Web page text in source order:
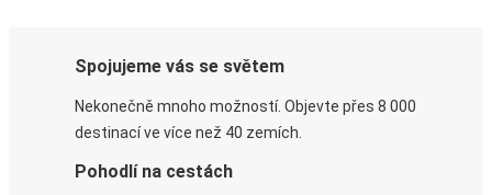
Spojujeme vás se světem
Nekonečně mnoho možností. Objevte přes 8 000
destinací ve více než 40 zemích.
Pohodlí na cestách